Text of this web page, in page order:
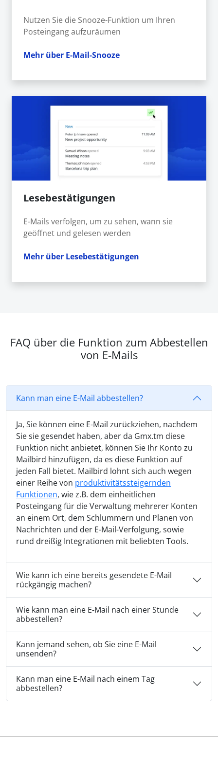
Nutzen Sie die Snooze-Funktion um Ihren
Posteingang aufzuräumen
Mehr über E-Mail-Snooze
Lesebestätigungen
E-Mails verfolgen, um zu sehen, wann sie
geöffnet und gelesen werden
Mehr über Lesebestätigungen
FAQ über die Funktion zum Abbestellen
von E-Mails
Kann man eine E-Mail abbestellen?
Ja, Sie können eine E-Mail zurückziehen, nachdem
Sie sie gesendet haben, aber da Gmx.tm diese
Funktion nicht anbietet, können Sie Ihr Konto zu
Mailbird hinzufügen, da es diese Funktion auf
jeden Fall bietet. Mailbird lohnt sich auch wegen
einer Reihe von produktivitätssteigernden
Funktionen, wie z.B. dem einheitlichen
Posteingang für die Verwaltung mehrerer Konten
an einem Ort, dem Schlummern und Planen von
Nachrichten und der E-Mail-Verfolgung, sowie
rund dreißig Integrationen mit beliebten Tools.
Wie kann ich eine bereits gesendete E-Mail
rückgängig machen?
Wie kann man eine E-Mail nach einer Stunde
abbestellen?
Kann jemand sehen, ob Sie eine E-Mail
unsenden?
Kann man eine E-Mail nach einem Tag
abbestellen?